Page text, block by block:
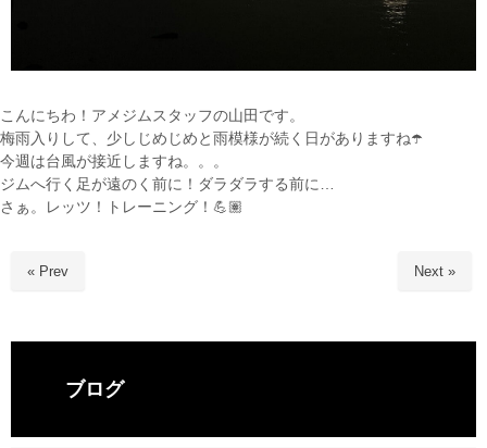
こんにちわ！アメジムスタッフの山田です。
梅雨入りして、少しじめじめと雨模様が続く日がありますね☂️
今週は台風が接近しますね。。。
ジムへ行く足が遠のく前に！ダラダラする前に…
さぁ。レッツ！トレーニング！💪🏽
« Prev Next »
ブログ